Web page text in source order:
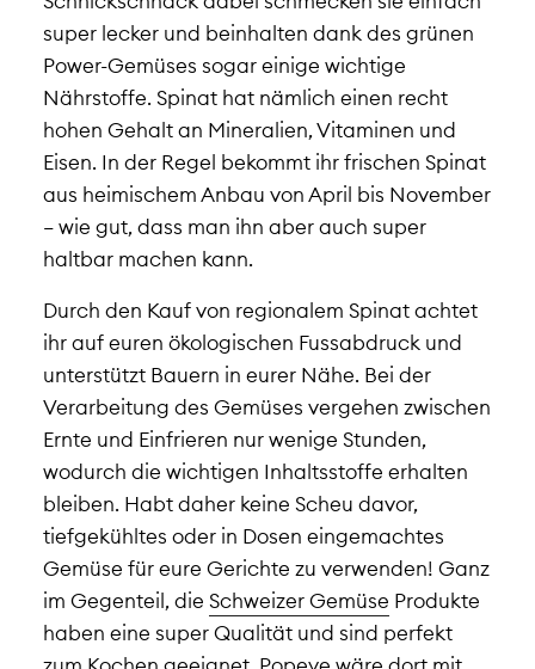
super lecker und beinhalten dank des grünen
Power-Gemüses sogar einige wichtige
Nährstoffe. Spinat hat nämlich einen recht
hohen Gehalt an Mineralien, Vitaminen und
Eisen. In der Regel bekommt ihr frischen Spinat
aus heimischem Anbau von April bis November
– wie gut, dass man ihn aber auch super
haltbar machen kann.
Durch den Kauf von regionalem Spinat achtet
ihr auf euren ökologischen Fussabdruck und
unterstützt Bauern in eurer Nähe. Bei der
Verarbeitung des Gemüses vergehen zwischen
Ernte und Einfrieren nur wenige Stunden,
wodurch die wichtigen Inhaltsstoffe erhalten
bleiben. Habt daher keine Scheu davor,
tiefgekühltes oder in Dosen eingemachtes
Gemüse für eure Gerichte zu verwenden! Ganz
im Gegenteil, die Schweizer Gemüse Produkte
haben eine super Qualität und sind perfekt